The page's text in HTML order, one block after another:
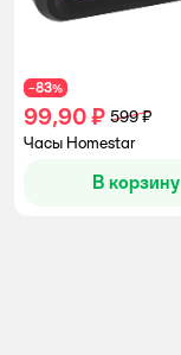
−83%
99,90 ₽ 599 ₽
Часы Homestar
В корзину